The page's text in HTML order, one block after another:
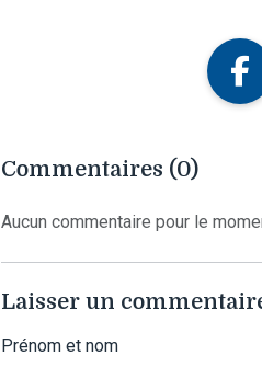
Commentaires (0)
Aucun commentaire pour le
Laisser un
Prénom et nom